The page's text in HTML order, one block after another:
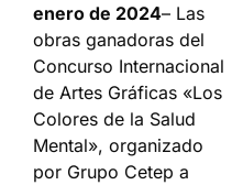
enero de 2024– Las
obras ganadoras del
Concurso Internacional
de Artes Gráficas «Los
Colores de la Salud
Mental», organizado
por Grupo Cetep a